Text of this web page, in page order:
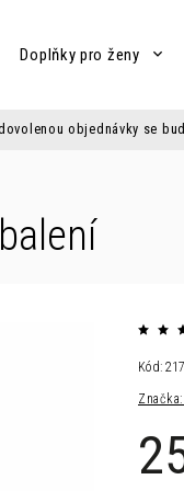
Doplňky pro ženy
objednávky se
Značka:
Kód: